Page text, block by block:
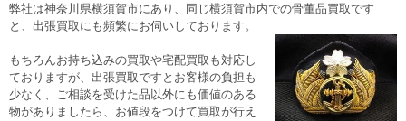
弊社は神奈川県横須賀市にあり、同じ横須賀市内での骨董品買取です
と、出張買取にも頻繁にお伺いしております。
もちろんお持ち込みの買取や宅配買取も対応し
ておりますが、出張買取ですとお客様の負担も
少なく、ご相談を受けた品以外にも価値のある
物がありましたら、お値段をつけて買取が行え